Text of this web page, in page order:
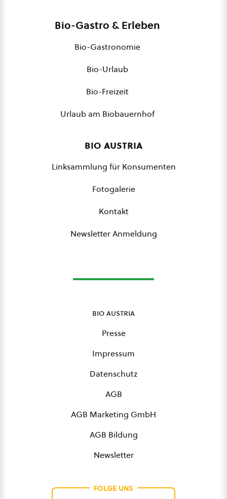
Bio-Gastro & Erleben
Bio-Gastronomie
Bio-Urlaub
Bio-Freizeit
Urlaub am Biobauernhof
bio austria
Linksammlung für Konsumenten
Fotogalerie
Kontakt
Newsletter Anmeldung
bio austria
Presse
Impressum
Datenschutz
AGB
AGB Marketing GmbH
AGB Bildung
Newsletter
FOLGE UNS